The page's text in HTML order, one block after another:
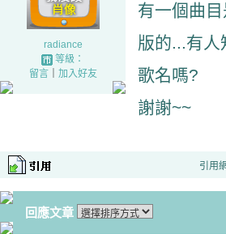
radiance
等級：
留言｜ 加入好友
有一個曲
版的...有人
歌名嗎?
謝謝~~
引用
回應文章